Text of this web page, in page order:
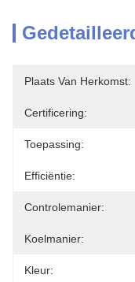
Plaats Van Herkomst:
Certificering:
Toepassing:
Efficiëntie:
Controlemanier:
Koelmanier:
Kleur: